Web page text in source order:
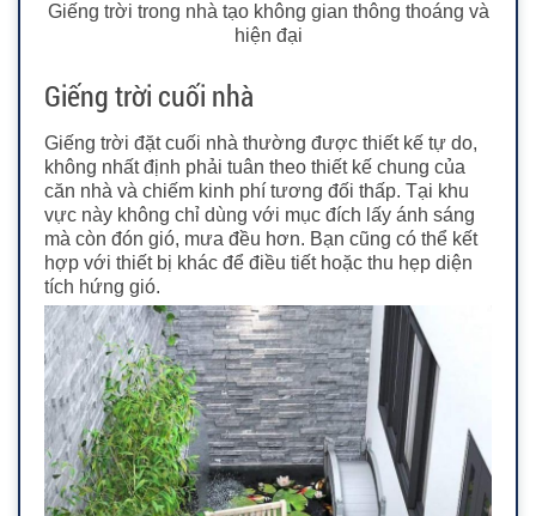
Giếng trời trong nhà tạo không gian thông thoáng và
hiện đại
Giếng trời cuối nhà
Giếng trời đặt cuối nhà thường được thiết kế tự do,
không nhất định phải tuân theo thiết kế chung của
căn nhà và chiếm kinh phí tương đối thấp. Tại khu
vực này không chỉ dùng với mục đích lấy ánh sáng
mà còn đón gió, mưa đều hơn. Bạn cũng có thể kết
hợp với thiết bị khác để điều tiết hoặc thu hẹp diện
tích hứng gió.